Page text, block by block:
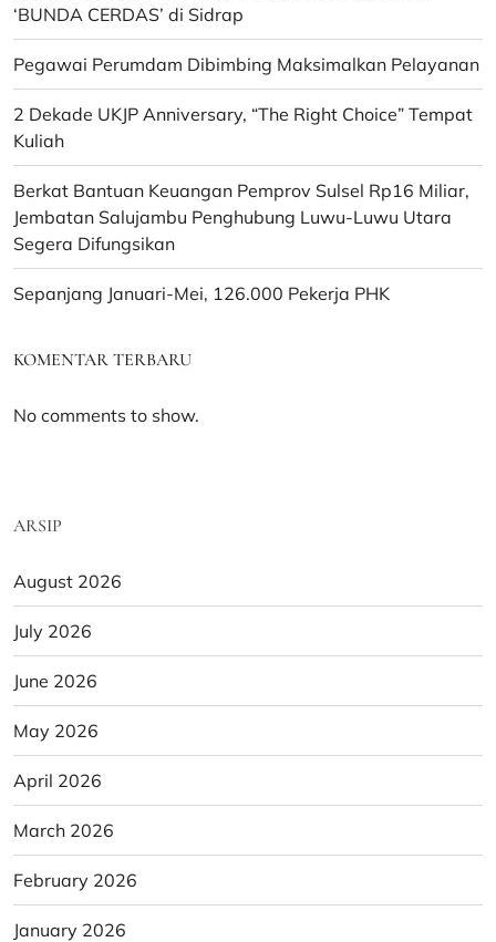
‘BUNDA CERDAS’ di Sidrap
Pegawai Perumdam Dibimbing Maksimalkan Pelayanan
2 Dekade UKJP Anniversary, “The Right Choice” Tempat
Kuliah
Berkat Bantuan Keuangan Pemprov Sulsel Rp16 Miliar,
Jembatan Salujambu Penghubung Luwu-Luwu Utara
Segera Difungsikan
Sepanjang Januari-Mei, 126.000 Pekerja PHK
KOMENTAR TERBARU
No comments to show.
ARSIP
August 2026
July 2026
June 2026
May 2026
April 2026
March 2026
February 2026
January 2026